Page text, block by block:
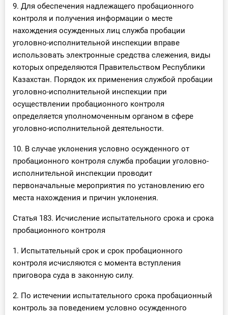
9. Для обеспечения надлежащего пробационного
контроля и получения информации о месте
нахождения осужденных лиц служба пробации
уголовно-исполнительной инспекции вправе
использовать электронные средства слежения, виды
которых определяются Правительством Республики
Казахстан. Порядок их применения службой пробации
уголовно-исполнительной инспекции при
осуществлении пробационного контроля
определяется уполномоченным органом в сфере
уголовно-исполнительной деятельности.
10. В случае уклонения условно осужденного от
пробационного контроля служба пробации уголовно-
исполнительной инспекции проводит
первоначальные мероприятия по установлению его
места нахождения и причин уклонения.
Статья 183. Исчисление испытательного срока и срока
пробационного контроля
1. Испытательный срок и срок пробационного
контроля исчисляются с момента вступления
приговора суда в законную силу.
2. По истечении испытательного срока пробационный
контроль за поведением условно осужденного